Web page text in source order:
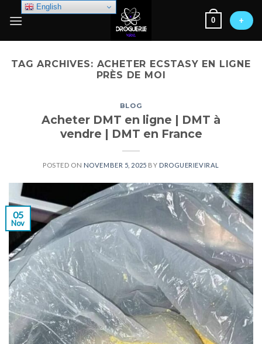
0 +
TAG ARCHIVES: ACHETER ECSTASY EN LIGNE
PRÈS DE MOI
BLOG
Acheter DMT en ligne | DMT à
vendre | DMT en France
POSTED ON NOVEMBER 5, 2025 BY DROGUERIEVIRAL
05
Nov
English